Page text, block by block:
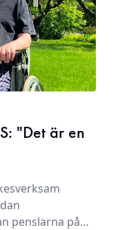
"Det är en
penslarna på